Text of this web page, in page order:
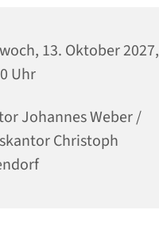
13. Oktober 2027,
Uhr
Johannes Weber /
Christoph